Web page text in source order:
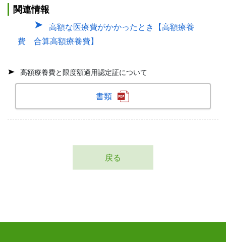
関連情報
高額な医療費がかかったとき【高額療養
費 合算高額療養費】
高額療養費と限度額適用認定証について
書類
戻る